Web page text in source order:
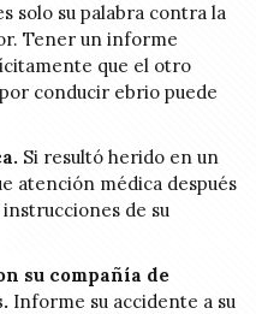
solo su palabra contra la
Tener un informe
que el otro
conducir ebrio puede
Si resultó herido en un
atención médica después
de su
su compañía de
Informe su accidente a su